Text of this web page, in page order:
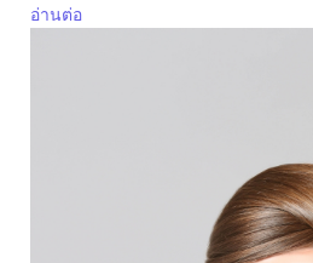
อ่านต่อ